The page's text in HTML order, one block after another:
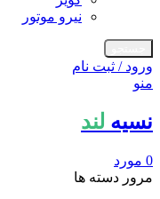
نیرو موتور
ورود / ثبت نام
منو
نسیه لند
0 مورد
مرور دسته ها